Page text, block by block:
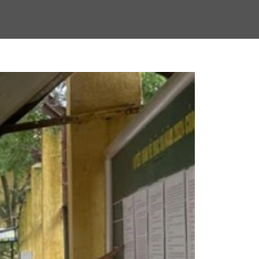
Giáo dục
Văn hoá
Môi trường
Giao thông – Đô thị